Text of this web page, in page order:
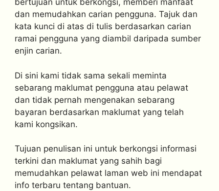
bertujuan untuk berkongsi, memberi manfaat
dan memudahkan carian pengguna. Tajuk dan
kata kunci di atas di tulis berdasarkan carian
ramai pengguna yang diambil daripada sumber
enjin carian.
Di sini kami tidak sama sekali meminta
sebarang maklumat pengguna atau pelawat
dan tidak pernah mengenakan sebarang
bayaran berdasarkan maklumat yang telah
kami kongsikan.
Tujuan penulisan ini untuk berkongsi informasi
terkini dan maklumat yang sahih bagi
memudahkan pelawat laman web ini mendapat
info terbaru tentang bantuan.